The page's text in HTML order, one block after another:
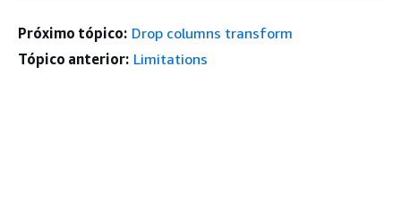
Próximo tópico: Drop columns transform
Tópico anterior: Limitations